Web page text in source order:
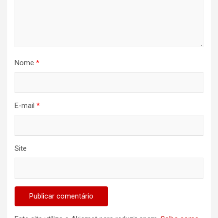
Nome *
E-mail *
Site